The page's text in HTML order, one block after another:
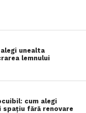
unealta
lemnului
cum alegi
spațiu fără renovare